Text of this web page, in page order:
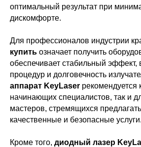
оптимальный результат при
дискомфорте.
Для профессионалов индустрии
купить означает получить
обеспечивает стабильный эффект,
процедур и долговечность
аппарат KeyLaser рекомендуется
начинающих специалистов, так и
мастеров, стремящихся
качественные и безопасные услуги.
Кроме того, диодный лазер